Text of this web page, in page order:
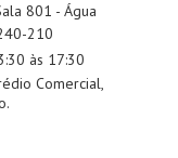
801 - Água
210
às 17:30
Comercial,